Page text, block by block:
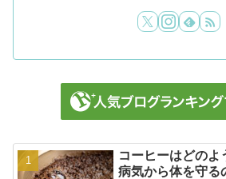
コーヒーはどのよ
病気から体を守る